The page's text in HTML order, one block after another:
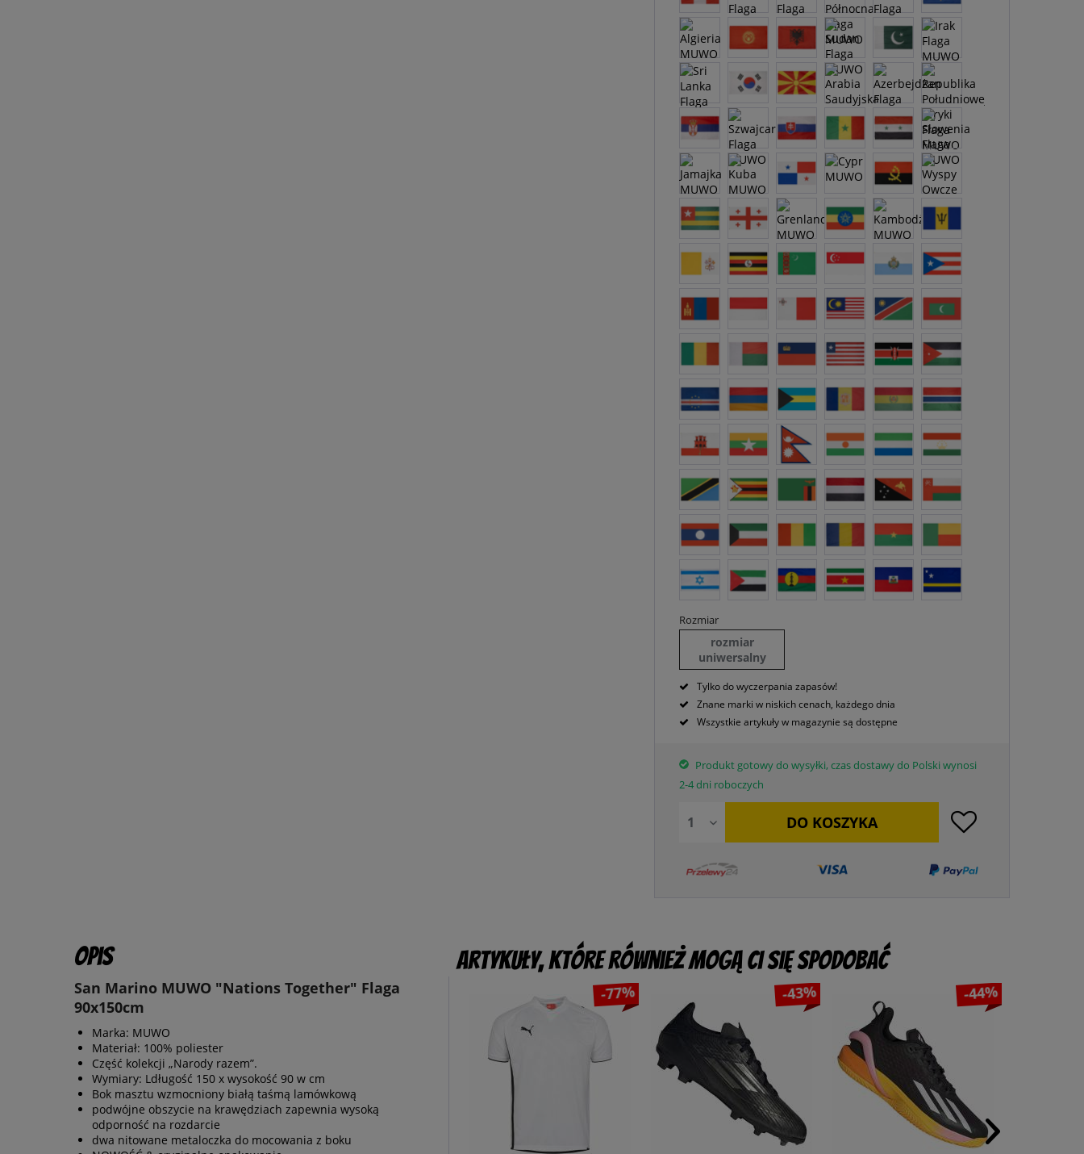
Rozmiar
rozmiar
uniwersalny
Tylko do wyczerpania zapasów!
Znane marki w niskich cenach, każdego dnia
Wszystkie artykuły w magazynie są dostępne
Produkt gotowy do wysyłki, czas dostawy do Polski wynosi
2-4 dni roboczych
DO KOSZYKA
Opis
San Marino MUWO "Nations Together" Flaga
90x150cm
Marka: MUWO
Materiał: 100% poliester
Część kolekcji „Narody razem”.
Wymiary: Ldługość 150 x wysokość 90 w cm
Bok masztu wzmocniony białą taśmą lamówkową
podwójne obszycie na krawędziach zapewnia wysoką
odporność na rozdarcie
dwa nitowane metaloczka do mocowania z boku
Artykuły, które również mogą Ci się spodobać
-77% -43% -44%